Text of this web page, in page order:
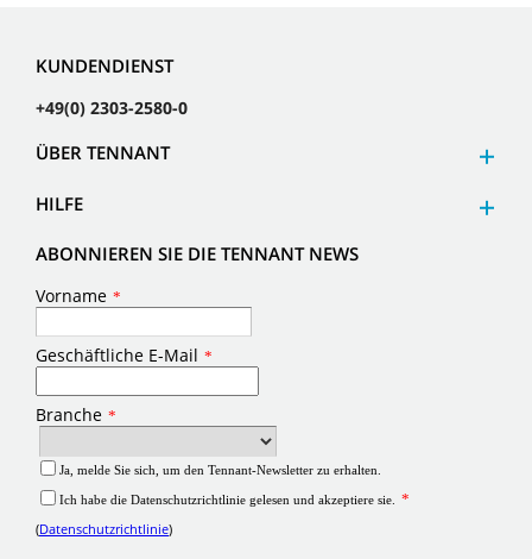
KUNDENDIENST
+49(0) 2303-2580-0
ÜBER TENNANT
HILFE
ABONNIEREN SIE DIE TENNANT NEWS